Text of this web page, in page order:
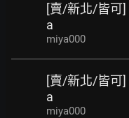
[賣/新北/皆可
a
miya000
[賣/新北/皆可
a
miya000